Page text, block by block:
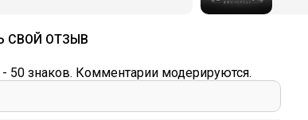
СВОЙ ОТЗЫВ
50 знаков. Комментарии модерируются.